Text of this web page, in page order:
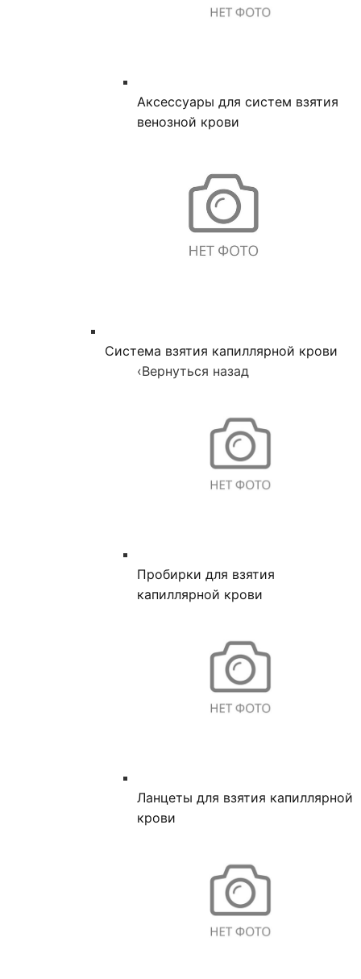
Аксессуары для систем взятия
венозной крови
Система взятия капиллярной крови
‹Вернуться назад
Пробирки для взятия
капиллярной крови
Ланцеты для взятия капиллярной
крови